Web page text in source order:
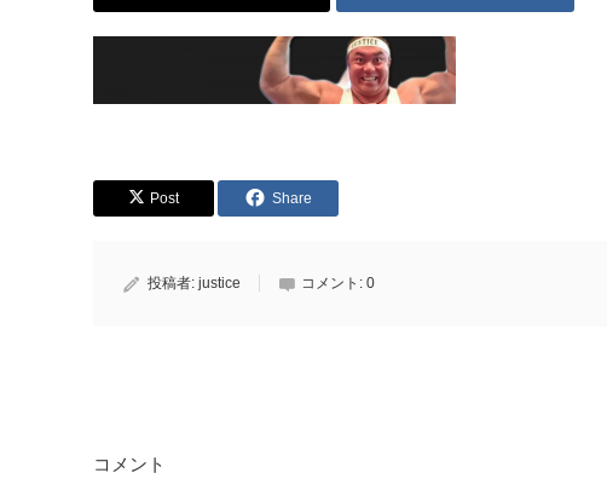
Post Share
投稿者: justice コメント: 0
コメント